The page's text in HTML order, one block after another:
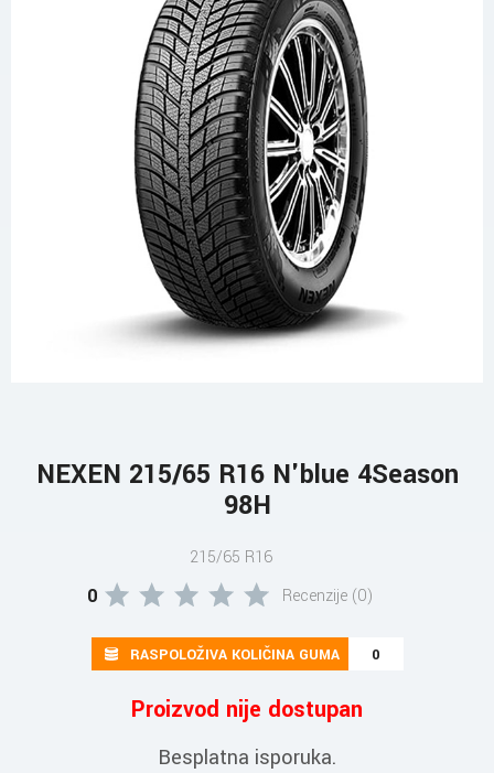
NEXEN 215/65 R16 N'blue 4Season
98H
215/65 R16
0 Recenzije (0)
RASPOLOŽIVA KOLIČINA GUMA 0
Proizvod nije dostupan
Besplatna isporuka.